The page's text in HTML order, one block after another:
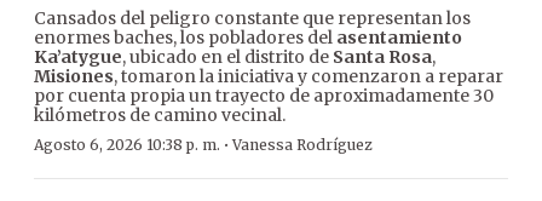
Cansados del peligro constante que representan los
enormes baches, los pobladores del asentamiento
Ka’atygue, ubicado en el distrito de Santa Rosa,
Misiones, tomaron la iniciativa y comenzaron a reparar
por cuenta propia un trayecto de aproximadamente 30
kilómetros de camino vecinal.
Agosto 6, 2026 10:38 p. m. ·Vanessa Rodríguez